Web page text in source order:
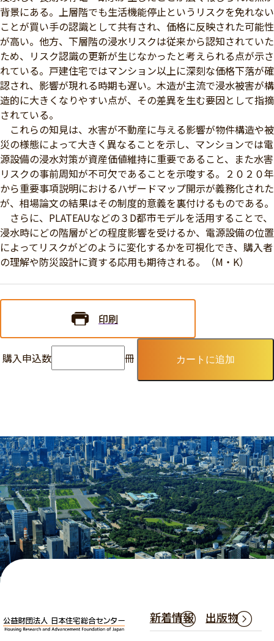
背景にある。上層階でも生活機能停止というリスクを免れない
ことが買い手の認識として共有され、価格に反映された可能性
が高い。他方、下層階の浸水リスクは従来から認知されていた
ため、リスク認識の更新が生じなかったと考えられる点が示さ
れている。戸建住宅ではマンション以上に深刻な価格下落が確
認され、影響が現れる時期も遅い。木造が主流で浸水被害が構
造的に大きくなりやすい点が、その差異を生む要因として指摘
されている。
これらの知見は、水害が不動産に与える影響が物件構造や被
災の様態によって大きく異なることを示し、マンションでは電
源設備の浸水対策が資産価値維持に重要であること、また水害
リスクの事前周知が不可欠であることを示唆する。２０２０年
から重要事項説明におけるハザードマップ開示が義務化された
が、相場論文の結果はその制度的意義を裏付けるものである。
さらに、PLATEAUなどの３D都市モデルを活用することで、
浸水時にどの階層がどの程度影響を受けるか、電源設備の位置
によってリスクがどのように変化するかを可視化でき、購入者
の理解や防災設計に資する応用も期待される。（M・K）
印刷
購入申込数 冊 カートに追加
新着情報 出版物